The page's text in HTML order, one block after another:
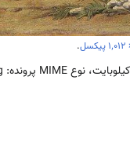
۷۶۸ پیکسل.